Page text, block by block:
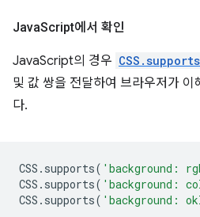
JavaScript에서 확인
JavaScript의 경우
및 값 쌍을 전달하여 브라우저가 이
다.
CSS . supports( 'background:
CSS . supports( 'background:
CSS . supports( 'background: